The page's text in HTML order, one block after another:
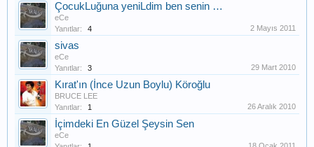
ÇocukLuğuna yeniLdim ben senin …
eCe
Yanıtlar:
4 2 Mayıs 2011
sivas
eCe
Yanıtlar:
3 29 Mart 2010
Kırat'ın (İnce Uzun Boylu) Köroğlu
BRUCE LEE
Yanıtlar:
1 26 Aralık 2010
İçimdeki En Güzel Şeysin Sen
eCe